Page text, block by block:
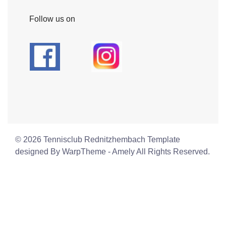
Follow us on
© 2026 Tennisclub Rednitzhembach Template
designed By WarpTheme - Amely All Rights Reserved.